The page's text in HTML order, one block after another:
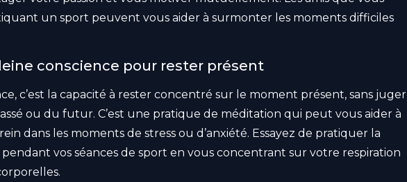
un sport peuvent vous aider à surmonter les moments difficiles
conscience pour rester présent
c’est la capacité à rester concentré sur le moment présent, sans juger
ou du futur. C’est une pratique de méditation qui peut vous aider à
dans les moments de stress ou d’anxiété. Essayez de pratiquer la
vos séances de sport en vous concentrant sur votre respiration